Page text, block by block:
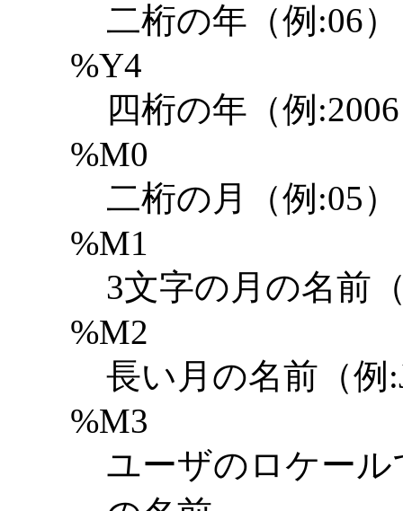
二桁の年（例:06）
%Y4
四桁の年（例
%M0
二桁の月（例:05）
%M1
3文字の月の名前
%M2
長い月の名前（例
%M3
ユーザのロケー